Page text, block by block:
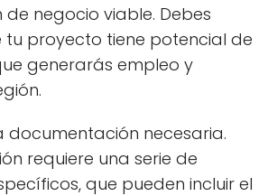
de negocio viable. Debes
proyecto tiene potencial de
generarás empleo y
documentación necesaria.
requiere una serie de
que pueden incluir el